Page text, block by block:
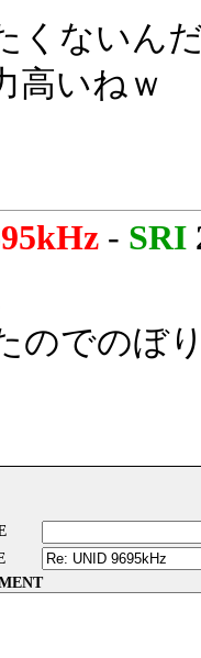
くないん
高いねｗ
- SRI
のでのぼ